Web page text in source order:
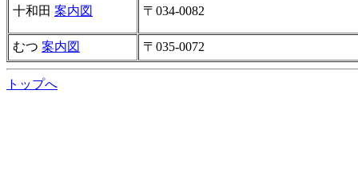
十和田 案内図 〒034-0082
むつ 案内図 〒035-0072
トップへ